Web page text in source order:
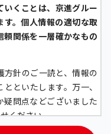
くことは、京進グルー
す。個人情報の適切な取
関係を一層確かなもの
方針のご一読と、情報の
といたします。万一、
問点などございました
ください。